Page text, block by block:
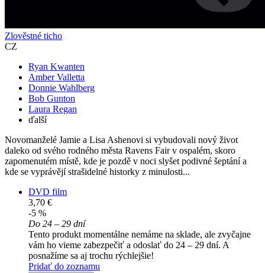
Zlověstné ticho
CZ
Ryan Kwanten
Amber Valletta
Donnie Wahlberg
Bob Gunton
Laura Regan
ďalší
Novomanželé Jamie a Lisa Ashenovi si vybudovali nový život
daleko od svého rodného města Ravens Fair v ospalém, skoro
zapomenutém místě, kde je pozdě v noci slyšet podivné šeptání a
kde se vyprávějí strašidelné historky z minulosti...
DVD film
3,70 €
-5 %
Do 24 – 29 dní
Tento produkt momentálne nemáme na sklade, ale zvyčajne
vám ho vieme zabezpečiť a odoslať do 24 – 29 dní. A
posnažíme sa aj trochu rýchlejšie!
Pridať do zoznamu